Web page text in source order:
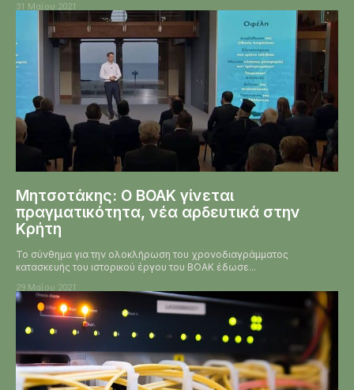
31 Μαΐου 2021
Μητσοτάκης: Ο ΒΟΑΚ γίνεται
πραγματικότητα, νέα αρδευτικά στην
Κρήτη
Το σύνθημα για την ολοκλήρωση του χρονοδιαγράμματος
κατασκευής του ιστορικού έργου του ΒΟΑΚ έδωσε...
29 Μαΐου 2021